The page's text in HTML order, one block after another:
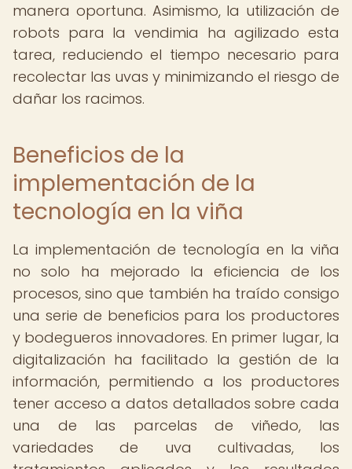
manera oportuna. Asimismo, la utilización de
robots para la vendimia ha agilizado esta
tarea, reduciendo el tiempo necesario para
recolectar las uvas y minimizando el riesgo de
dañar los racimos.
Beneficios de la
implementación de la
tecnología en la viña
La implementación de tecnología en la viña
no solo ha mejorado la eficiencia de los
procesos, sino que también ha traído consigo
una serie de beneficios para los productores
y bodegueros innovadores. En primer lugar, la
digitalización ha facilitado la gestión de la
información, permitiendo a los productores
tener acceso a datos detallados sobre cada
una de las parcelas de viñedo, las
variedades de uva cultivadas, los